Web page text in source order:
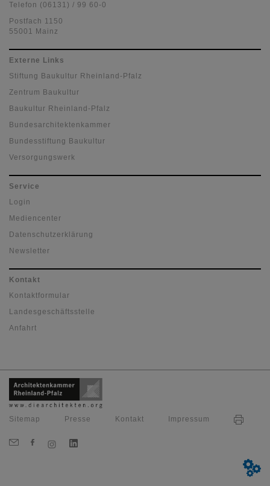
Telefon (06131) / 99 60-0
Postfach 1150
55001 Mainz
Externe Links
Stiftung Baukultur Rheinland-Pfalz
Zentrum Baukultur
Baukultur Rheinland-Pfalz
Bundesarchitektenkammer
Bundesstiftung Baukultur
Versorgungswerk
Service
Login
Mediencenter
Datenschutzerklärung
Newsletter
Kontakt
Kontaktformular
Landesgeschäftsstelle
Anfahrt
Sitemap Presse Kontakt Impressum